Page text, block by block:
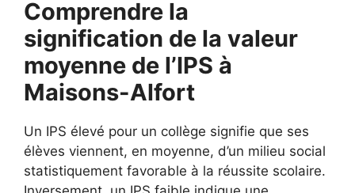
Comprendre la
signification de la valeur
moyenne de l’IPS à
Maisons-Alfort
Un IPS élevé pour un collège signifie que ses
élèves viennent, en moyenne, d’un milieu social
statistiquement favorable à la réussite scolaire.